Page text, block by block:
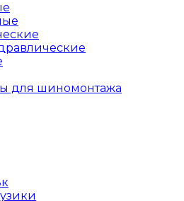
для шиномонтажа